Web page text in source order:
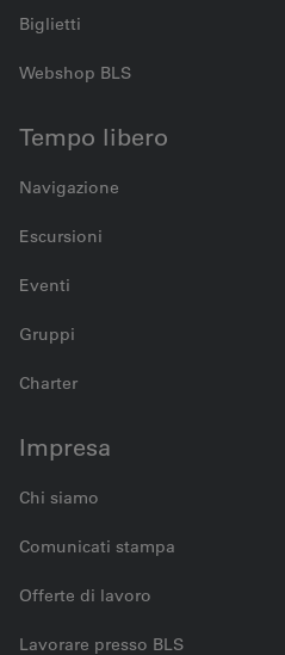
Biglietti
Webshop BLS
Tempo libero
Navigazione
Escursioni
Eventi
Gruppi
Charter
Impresa
Chi siamo
Comunicati stampa
Offerte di lavoro
Lavorare presso BLS